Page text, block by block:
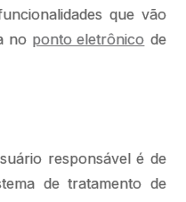
que vão
no ponto eletrônico de
responsável é de
de tratamento de